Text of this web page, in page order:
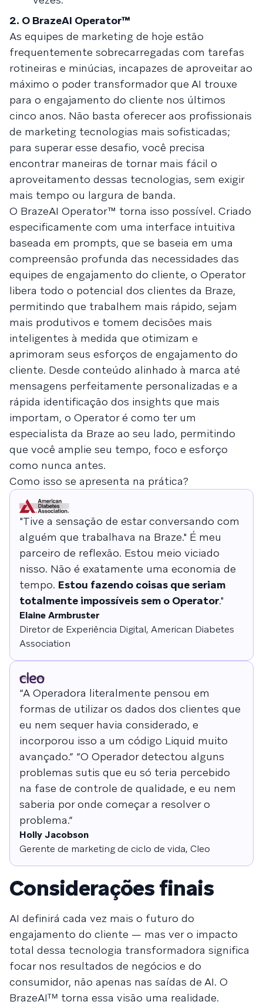
2. O BrazeAI Operator™
As equipes de marketing de hoje estão
frequentemente sobrecarregadas com tarefas
rotineiras e minúcias, incapazes de aproveitar ao
máximo o poder transformador que AI trouxe
para o engajamento do cliente nos últimos
cinco anos. Não basta oferecer aos profissionais
de marketing tecnologias mais sofisticadas;
para superar esse desafio, você precisa
encontrar maneiras de tornar mais fácil o
aproveitamento dessas tecnologias, sem exigir
mais tempo ou largura de banda.
O BrazeAI Operator™ torna isso possível. Criado
especificamente com uma interface intuitiva
baseada em prompts, que se baseia em uma
compreensão profunda das necessidades das
equipes de engajamento do cliente, o Operator
libera todo o potencial dos clientes da Braze,
permitindo que trabalhem mais rápido, sejam
mais produtivos e tomem decisões mais
inteligentes à medida que otimizam e
aprimoram seus esforços de engajamento do
cliente. Desde conteúdo alinhado à marca até
mensagens perfeitamente personalizadas e a
rápida identificação dos insights que mais
importam, o Operator é como ter um
especialista da Braze ao seu lado, permitindo
que você amplie seu tempo, foco e esforço
como nunca antes.
Como isso se apresenta na prática?
"Tive a sensação de estar conversando com
alguém que trabalhava na Braze." É meu
parceiro de reflexão. Estou meio viciado
nisso. Não é exatamente uma economia de
tempo. Estou fazendo coisas que seriam
totalmente impossíveis sem o Operator."
Elaine Armbruster
Diretor de Experiência Digital, American Diabetes
Association
“A Operadora literalmente pensou em
formas de utilizar os dados dos clientes que
eu nem sequer havia considerado, e
incorporou isso a um código Liquid muito
avançado.” “O Operador detectou alguns
problemas sutis que eu só teria percebido
na fase de controle de qualidade, e eu nem
saberia por onde começar a resolver o
problema.”
Holly Jacobson
Gerente de marketing de ciclo de vida, Cleo
Considerações finais
AI definirá cada vez mais o futuro do
engajamento do cliente — mas ver o impacto
total dessa tecnologia transformadora significa
focar nos resultados de negócios e do
consumidor, não apenas nas saídas de AI. O
BrazeAIᵀᴹ torna essa visão uma realidade.